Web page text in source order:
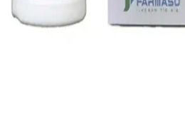
Evcil Hayvan Tüy Toplayıcı
Setleri Karşılaştırması